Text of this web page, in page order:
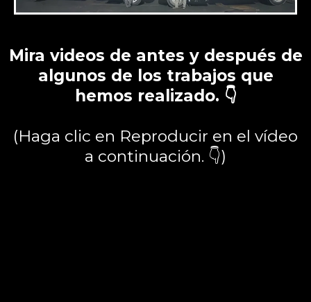
Mira videos de antes y después de
algunos de los trabajos que
hemos realizado. 👇
(Haga clic en Reproducir en el vídeo
a continuación. 👇)